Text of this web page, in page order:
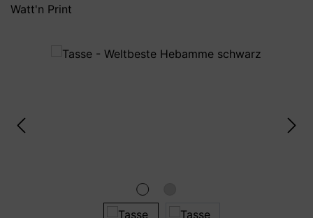
Watt'n Print
Bildergalerie überspringen